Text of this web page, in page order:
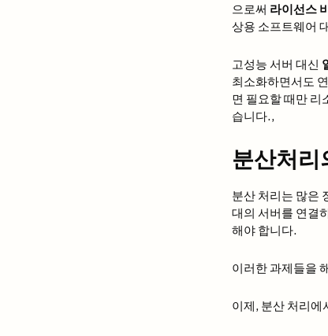
으로써 라이선스
상용 소프트웨어
고성능 서버 대신
최소화하면서도
면 필요할 때만 리
습니다.,
분산처리
분산 처리는 많은
대의 서버를 연결
해야 합니다.
이러한 과제들을
이제, 분산 처리에